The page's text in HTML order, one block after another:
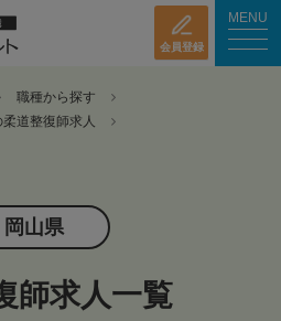
会員登録
MENU
職種から探す
柔道整復師求人
岡山県
師求人一覧